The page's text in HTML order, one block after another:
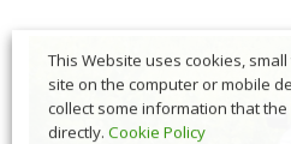
This Website uses cookies,
site on the computer or mobile
collect some information that
directly. Cookie Policy